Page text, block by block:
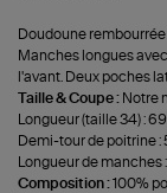
Doudoune
Manches longues
l'avant. Deux poches
Taille & Coupe : Notre
Longueur (taille 34) :
Demi-tour de poitrine :
Longueur de manches
Composition :100%